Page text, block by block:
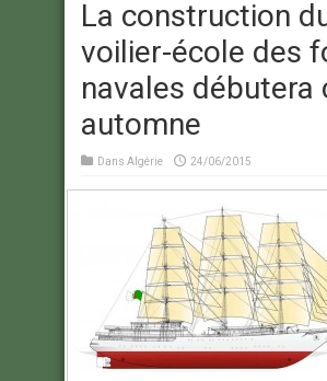
La construction
voilier-école des
navales débutera
automne
Dans Algérie 24/06/2015